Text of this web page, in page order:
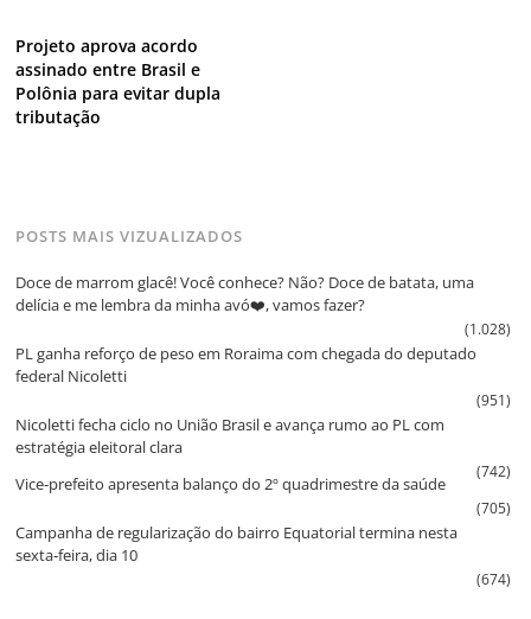
Projeto aprova acordo
assinado entre Brasil e
Polônia para evitar dupla
tributação
POSTS MAIS VIZUALIZADOS
Doce de marrom glacê! Você conhece? Não? Doce de batata, uma
delícia e me lembra da minha avó❤️, vamos fazer?
(1.028)
PL ganha reforço de peso em Roraima com chegada do deputado
federal Nicoletti
(951)
Nicoletti fecha ciclo no União Brasil e avança rumo ao PL com
estratégia eleitoral clara
(742)
Vice‑prefeito apresenta balanço do 2º quadrimestre da saúde
(705)
Campanha de regularização do bairro Equatorial termina nesta
sexta‑feira, dia 10
(674)